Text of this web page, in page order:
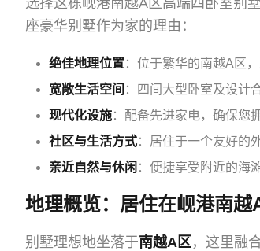
选择这栋岘港南越A区高端四卧室别
座豪华别墅作为家的理由：
绝佳地理位置：位于繁华的南越A区
宽敞生活空间 ：四间大型卧室及设计
现代化设施：配备先进家电，确保您
社区与生活方式：居住于一个友好的
亲近自然与休闲 ：便捷享受附近的海
地理概览：居住在岘港南越
别墅理想地坐落于南越A区，这里融